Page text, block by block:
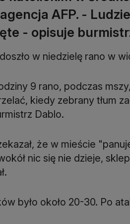
agencja AFP. -
- opisuje
w niedzielę rano w
9 rano, podczas
kiedy zebrany tłum
Dablo.
że w mieście
nic się nie dzieje,
było około 20-30. Po